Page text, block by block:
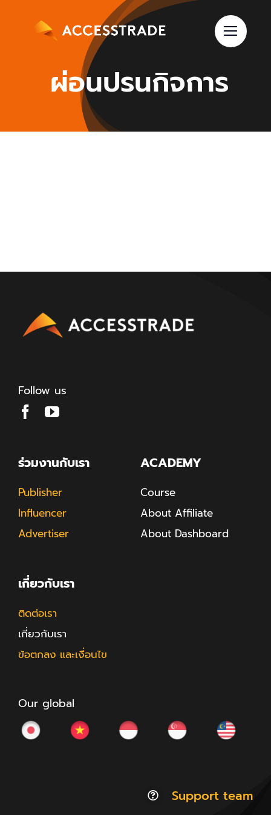
ผ่อนปรนกิจการ
Follow us
ร่วมงานกับเรา
Publisher
Influencer
Advertiser
ACADEMY
Course
About Affiliate
About Dashboard
เกี่ยวกับเรา
ติดต่อเรา
เกี่ยวกับเรา
ข้อตกลง และเงื่อนไข
Our global
Support team